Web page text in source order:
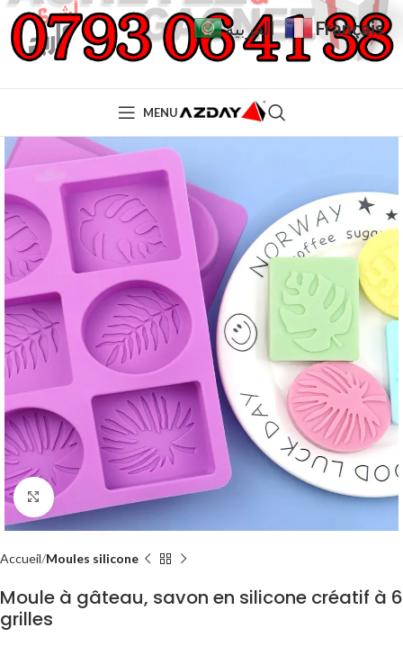
MENU
Click to enlarge
Accueil Moules silicone
Moule à gâteau, savon en silicone créatif à 6
grilles
العربية Français